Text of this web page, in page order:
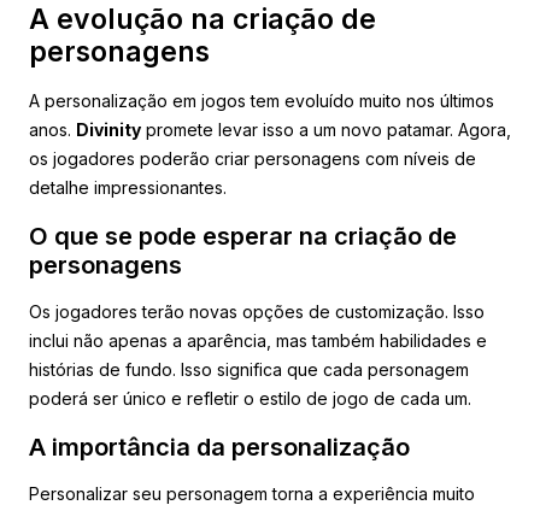
A evolução na criação de
personagens
A personalização em jogos tem evoluído muito nos últimos
anos. Divinity promete levar isso a um novo patamar. Agora,
os jogadores poderão criar personagens com níveis de
detalhe impressionantes.
O que se pode esperar na criação de
personagens
Os jogadores terão novas opções de customização. Isso
inclui não apenas a aparência, mas também habilidades e
histórias de fundo. Isso significa que cada personagem
poderá ser único e refletir o estilo de jogo de cada um.
A importância da personalização
Personalizar seu personagem torna a experiência muito